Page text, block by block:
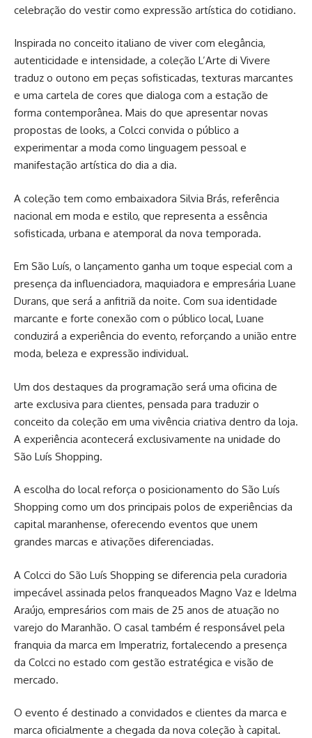
celebração do vestir como expressão artística do cotidiano.
Inspirada no conceito italiano de viver com elegância,
autenticidade e intensidade, a coleção L’Arte di Vivere
traduz o outono em peças sofisticadas, texturas marcantes
e uma cartela de cores que dialoga com a estação de
forma contemporânea. Mais do que apresentar novas
propostas de looks, a Colcci convida o público a
experimentar a moda como linguagem pessoal e
manifestação artística do dia a dia.
A coleção tem como embaixadora Silvia Brás, referência
nacional em moda e estilo, que representa a essência
sofisticada, urbana e atemporal da nova temporada.
Em São Luís, o lançamento ganha um toque especial com a
presença da influenciadora, maquiadora e empresária Luane
Durans, que será a anfitriã da noite. Com sua identidade
marcante e forte conexão com o público local, Luane
conduzirá a experiência do evento, reforçando a união entre
moda, beleza e expressão individual.
Um dos destaques da programação será uma oficina de
arte exclusiva para clientes, pensada para traduzir o
conceito da coleção em uma vivência criativa dentro da loja.
A experiência acontecerá exclusivamente na unidade do
São Luís Shopping.
A escolha do local reforça o posicionamento do São Luís
Shopping como um dos principais polos de experiências da
capital maranhense, oferecendo eventos que unem
grandes marcas e ativações diferenciadas.
A Colcci do São Luís Shopping se diferencia pela curadoria
impecável assinada pelos franqueados Magno Vaz e Idelma
Araújo, empresários com mais de 25 anos de atuação no
varejo do Maranhão. O casal também é responsável pela
franquia da marca em Imperatriz, fortalecendo a presença
da Colcci no estado com gestão estratégica e visão de
mercado.
O evento é destinado a convidados e clientes da marca e
marca oficialmente a chegada da nova coleção à capital.